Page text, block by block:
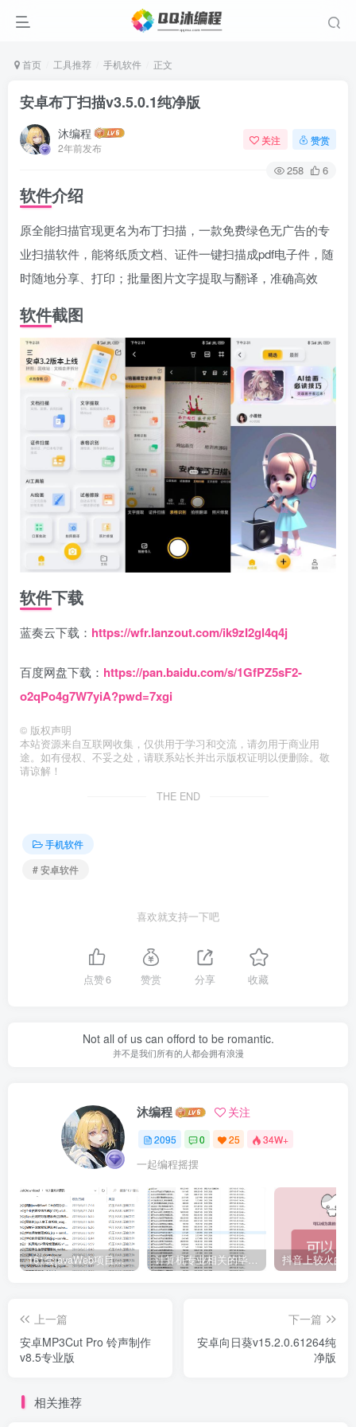
首页 工具推荐 手机软件 正文
安卓布丁扫描v3.5.0.1纯净版
沐编程
2年前发布
关注 赞赏
258 6
软件介绍
原全能扫描官现更名为布丁扫描，一款免费绿色无广告的专
业扫描软件，能将纸质文档、证件一键扫描成pdf电子件，随
时随地分享、打印；批量图片文字提取与翻译，准确高效
软件截图
软件下载
蓝奏云下载： https://wfr.lanzout.com/ik9zI2gl4q4j
百度网盘下载： https://pan.baidu.com/s/1GfPZ5sF2-
o2qPo4g7W7yiA?pwd=7xgi
© 版权声明
本站资源来自互联网收集，仅供用于学习和交流，请勿用于商业用
途。如有侵权、不妥之处，请联系站长并出示版权证明以便删除。敬
请谅解！
THE END
手机软件
# 安卓软件
喜欢就支持一下吧
点赞6 赞赏 分享 收藏
Not all of us can offord to be romantic.
并不是我们所有的人都会拥有浪漫
沐编程 关注
2095 0 25 34W+
一起编程摇摆
161套javaWeb项目源码免费分享 计算机专业相关的毕业设计论文合集免费下载
上一篇
安卓MP3Cut Pro 铃声制作
v8.5专业版
下一篇
安卓向日葵v15.2.0.61264纯
净版
相关推荐